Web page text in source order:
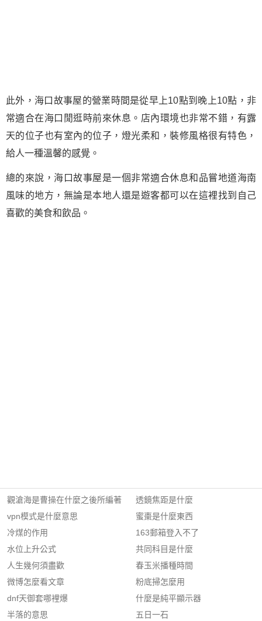
此外，海口故事屋的營業時間是從早上10點到晚上10點，非
常適合在海口閒逛時前來休息。店內環境也非常不錯，有露
天的位子也有室內的位子，燈光柔和，裝修風格很有特色，
給人一種溫馨的感覺。
總的來說，海口故事屋是一個非常適合休息和品嘗地道海南
風味的地方，無論是本地人還是遊客都可以在這裡找到自己
喜歡的美食和飲品。
觀滄海是曹操在什麼之後所編著
vpn模式是什麼意思
冷煤的作用
水位上升公式
人生幾何須盡歡
微博怎麼看文章
dnf天御套哪裡爆
半落的意思
透鏡焦距是什麼
蜜棗是什麼東西
163郵箱登入不了
共同科目是什麼
春玉米播種時間
粉底掃怎麼用
什麼是純平顯示器
五日一石